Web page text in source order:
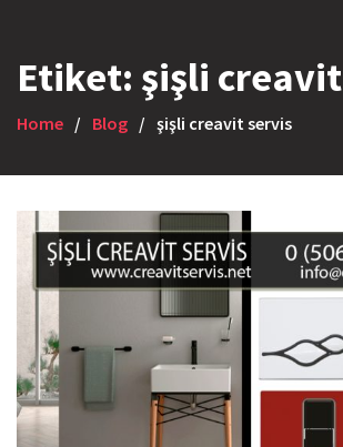
Etiket: şişli
Home Blog şişli creavit servis